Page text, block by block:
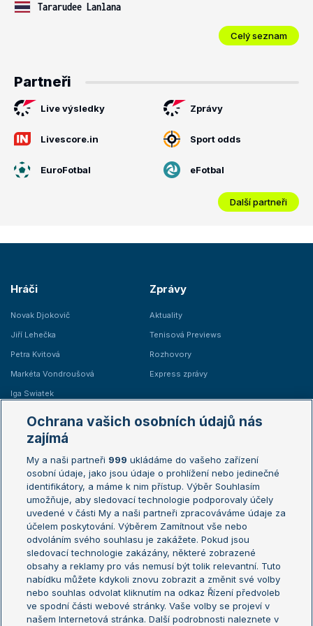
Tararudee Lanlana
Celý seznam
Partneři
Live výsledky Zprávy
Livescore.in Sport odds
EuroFotbal eFotbal
Další partneři
Hráči
Novak Djokovič
Jiří Lehečka
Petra Kvitová
Markéta Vondroušová
Iga Swiatek
Zprávy
Aktuality
Tenisová Previews
Rozhovory
Express zprávy
Žebříčky
Žebříček ATP (muži)
Žebříček WTA (ženy)
Sázkařský žebříček
Australian Open
French Open
Wimbledon
US Open
Turnaj mistrů
Turnaj mistryň
Aktualní trendy
Fotbalové přestupy
Ochrana vašich osobních údajů nás
zajímá
My a naši partneři 999 ukládáme do vašeho zařízení
osobní údaje, jako jsou údaje o prohlížení nebo jedinečné
identifikátory, a máme k nim přístup. Výběr Souhlasím
umožňuje, aby sledovací technologie podporovaly účely
uvedené v části My a naši partneři zpracováváme údaje za
účelem poskytování. Výběrem Zamítnout vše nebo
odvoláním svého souhlasu je zakážete. Pokud jsou
sledovací technologie zakázány, některé zobrazené
obsahy a reklamy pro vás nemusí být tolik relevantní. Tuto
nabídku můžete kdykoli znovu zobrazit a změnit své volby
nebo souhlas odvolat kliknutím na odkaz Řízení předvoleb
ve spodní části webové stránky. Vaše volby se projeví v
našem Internetová stránka. Další podrobnosti naleznete v